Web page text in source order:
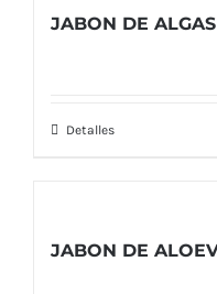
JABON DE
Detalles
JABON DE